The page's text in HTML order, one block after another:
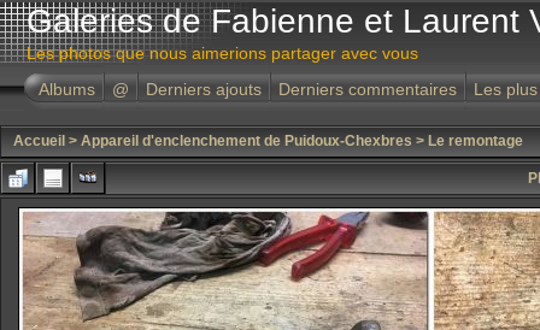
Galeries de Fabienne et Laurent
Les photos que nous aimerions partager avec vous
Albums
@ Derniers ajouts Derniers commentaires Les
Accueil > Appareil d'enclenchement de Puidoux-Chexbres > Le remontage